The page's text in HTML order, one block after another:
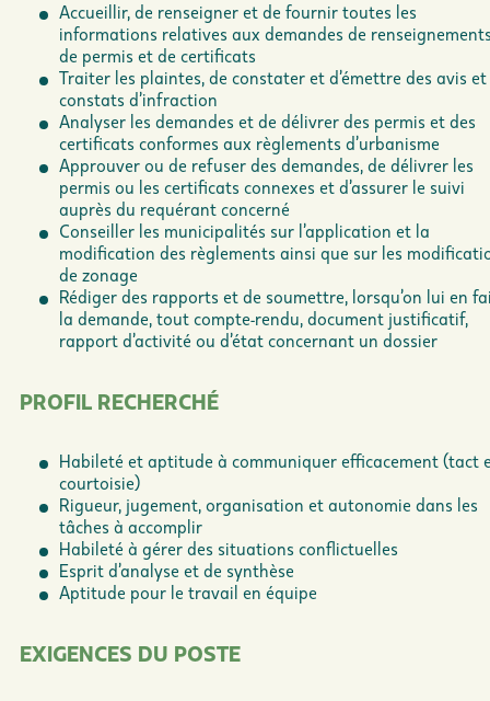
Accueillir, de renseigner et de fournir toutes les
informations relatives aux demandes de
de permis et de certificats
Traiter les plaintes, de constater et d’émettre des avis et
constats d’infraction
Analyser les demandes et de délivrer des permis et des
certificats conformes aux règlements d’urbanisme
Approuver ou de refuser des demandes, de délivrer les
permis ou les certificats connexes et d’assurer le suivi
auprès du requérant concerné
Conseiller les municipalités sur l’application et la
modification des règlements ainsi que sur les
de zonage
Rédiger des rapports et de soumettre, lorsqu’on lui en
la demande, tout compte-rendu, document justificatif,
rapport d’activité ou d’état concernant un dossier
PROFIL RECHERCHÉ
Habileté et aptitude à communiquer efficacement (tact
courtoisie)
Rigueur, jugement, organisation et autonomie dans les
tâches à accomplir
Habileté à gérer des situations conflictuelles
Esprit d’analyse et de synthèse
Aptitude pour le travail en équipe
EXIGENCES DU POSTE